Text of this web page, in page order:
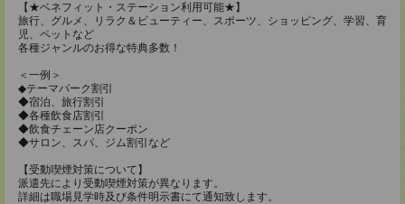
【★ベネフィット・ステーション利用可能★】
旅行、グルメ、リラク＆ビューティー、スポーツ、ショッピング、学習、育
児、ペットなど
各種ジャンルのお得な特典多数！
＜一例＞
◆テーマパーク割引
◆宿泊、旅行割引
◆各種飲食店割引
◆飲食チェーン店クーポン
◆サロン、スパ、ジム割引など
【受動喫煙対策について】
派遣先により受動喫煙対策が異なります。
詳細は職場見学時及び条件明示書にて通知致します。